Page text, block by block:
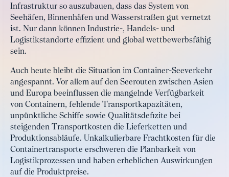
Infrastruktur so auszubauen, dass das System von
Seehäfen, Binnenhäfen und Wasserstraßen gut vernetzt
ist. Nur dann können Industrie-, Handels- und
Logistikstandorte effizient und global wettbewerbsfähig
sein.
Auch heute bleibt die Situation im Container-Seeverkehr
angespannt. Vor allem auf den Seerouten zwischen Asien
und Europa beeinflussen die mangelnde Verfügbarkeit
von Containern, fehlende Transportkapazitäten,
unpünktliche Schiffe sowie Qualitätsdefizite bei
steigenden Transportkosten die Lieferketten und
Produktionsabläufe. Unkalkulierbare Frachtkosten für die
Containertransporte erschweren die Planbarkeit von
Logistikprozessen und haben erheblichen Auswirkungen
auf die Produktpreise.